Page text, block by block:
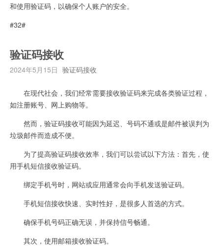
和使用验证码，以确保个人账户的安全。
#32#
验证码接收
2024年5月15日 验证码接收
在现代社会，我们经常需要接收验证码来完成各类验证过程，
如注册账号、网上购物等。
然而，验证码接收可能因为延迟、号码不通或是邮件被误判为
垃圾邮件而造成不便。
为了提高验证码接收效率，我们可以尝试以下方法：首先，使
用手机短信接收验证码。
绑定手机号时，网站或应用通常会向手机发送验证码。
手机短信接收快速、实时性好，是很多人首选的方式。
确保手机号码正确无误，并保持信号畅通。
其次，使用邮箱接收验证码。